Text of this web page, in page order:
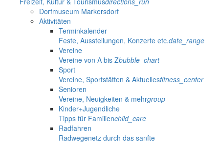
Dorfmuseum Markersdorf
Aktivitäten
Terminkalender
Feste, Ausstellungen, Konzerte etc.date_range
Vereine
Vereine von A bis Zbubble_chart
Sport
Vereine, Sportstätten & Aktuellesfitness_center
Senioren
Vereine, Neuigkeiten & mehrgroup
Kinder+Jugendliche
Tipps für Familienchild_care
Radfahren
Radwegenetz durch das sanfte